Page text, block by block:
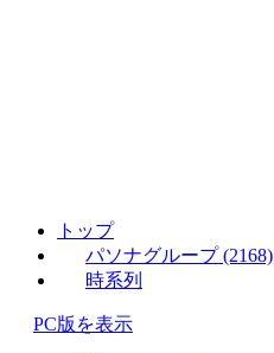
トップ
パソナグループ (2168)
時系列
PC版を表示